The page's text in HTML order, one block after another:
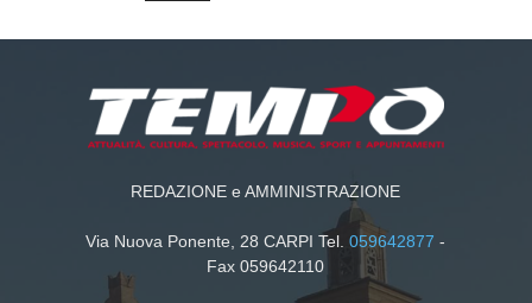
REDAZIONE e AMMINISTRAZIONE
Via Nuova Ponente, 28 CARPI Tel.059642877 -
Fax 059642110